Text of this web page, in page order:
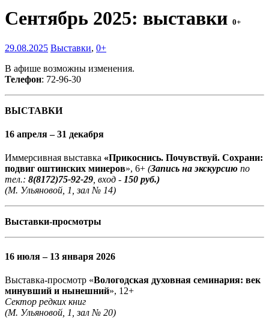
Сентябрь 2025: выставки 0+
29.08.2025 Выставки, 0+
В афише возможны изменения.
Телефон: 72-96-30
ВЫСТАВКИ
16 апреля – 31 декабря
Иммерсивная выставка «Прикоснись. Почувствуй. Сохрани:
подвиг оштинских минеров», 6+ (Запись на экскурсию по
тел.: 8(8172)75-92-29, вход - 150 руб.)
(М. Ульяновой, 1, зал № 14)
Выставки-просмотры
16 июля – 13 января 2026
Выставка-просмотр «Вологодская духовная семинария: век
минувший и нынешний», 12+
Сектор редких книг
(М. Ульяновой, 1, зал № 20)